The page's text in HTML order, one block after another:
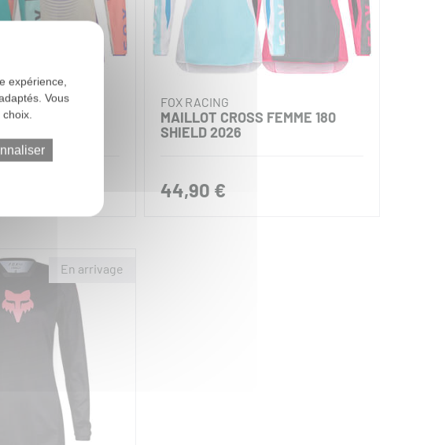
FEMME 180
FOX RACING
MAILLOT CROSS FEMME 180
SHIELD 2026
44,90 €
expérience,
Vous